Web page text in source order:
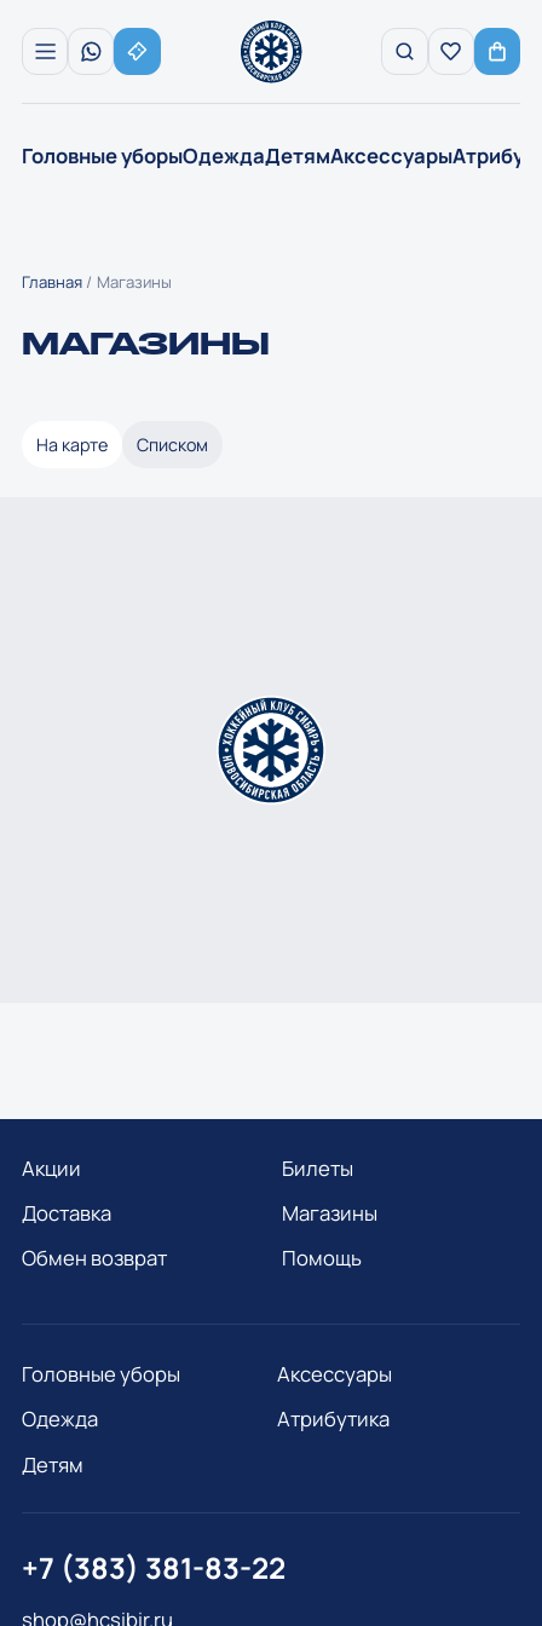
Головные уборыОдеждаДетямАксессуары
Главная Магазины
МАГАЗИНЫ
На карте Списком
Акции
Доставка
Обмен возврат
Билеты
Магазины
Помощь
Головные уборы
Одежда
Детям
Аксессуары
Атрибутика
+7 (383) 381-83-22
shop@hcsibir.ru